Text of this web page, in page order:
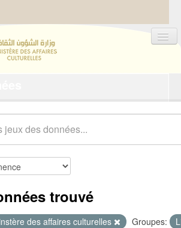
trouvé
des affaires culturelles Groupes: